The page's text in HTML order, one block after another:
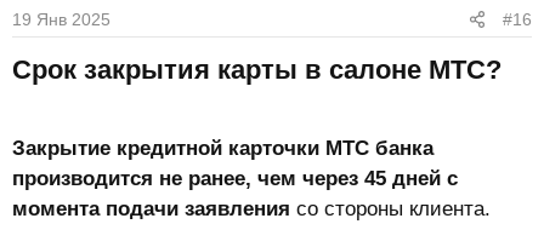
19 Янв 2025 #16
Срок закрытия карты в салоне МТС?​
Закрытие кредитной карточки МТС банка
производится не ранее, чем через 45 дней с
момента подачи заявления со стороны клиента.